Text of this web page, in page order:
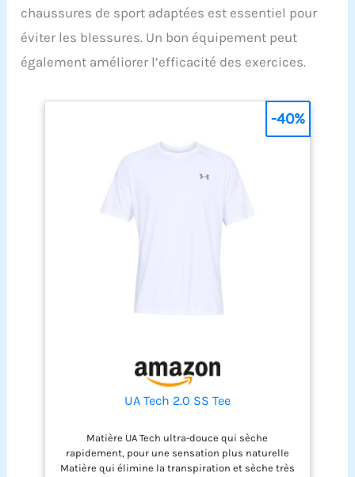
chaussures de sport adaptées est essentiel pour
éviter les blessures. Un bon équipement peut
également améliorer l’efficacité des exercices.
UA Tech 2.0 SS Tee
Matière UA Tech ultra-douce qui sèche
rapidement, pour une sensation plus naturelle
Matière qui élimine la transpiration et sèche très
-40%